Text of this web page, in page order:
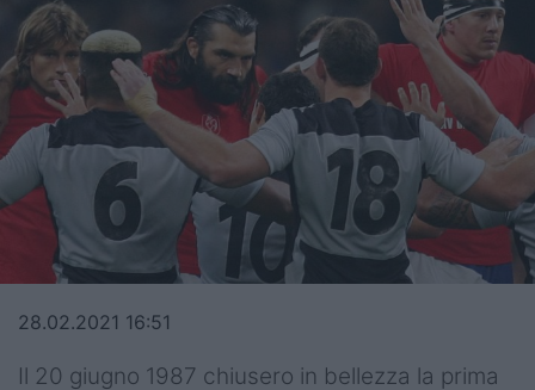
Rugby Sevens
FIR
Internazionale
6 Nazioni
United Rugby Championship
28.02.2021 16:51
Il 20 giugno 1987 chiusero in bellezza la prima